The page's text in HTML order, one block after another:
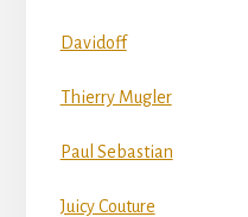
Davidoff
Thierry Mugler
Paul Sebastian
Juicy Couture